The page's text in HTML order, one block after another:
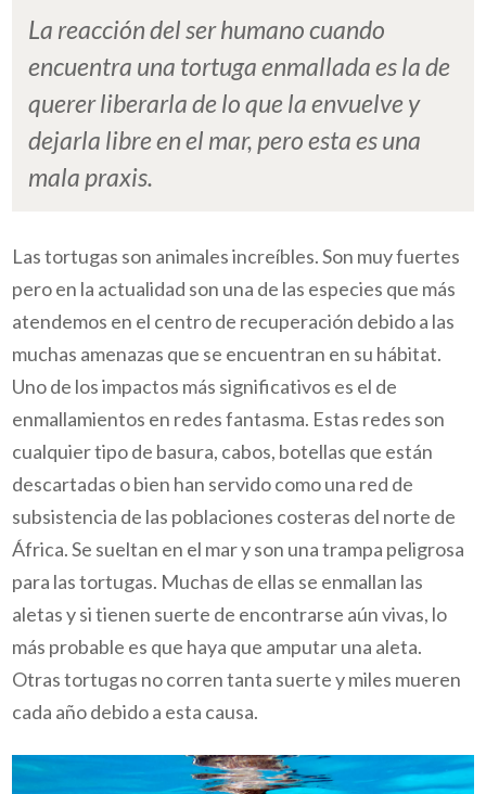
La reacción del ser humano cuando
encuentra una tortuga enmallada es la de
querer liberarla de lo que la envuelve y
dejarla libre en el mar, pero esta es una
mala praxis.
Las tortugas son animales increíbles. Son muy fuertes
pero en la actualidad son una de las especies que más
atendemos en el centro de recuperación debido a las
muchas amenazas que se encuentran en su hábitat.
Uno de los impactos más significativos es el de
enmallamientos en redes fantasma. Estas redes son
cualquier tipo de basura, cabos, botellas que están
descartadas o bien han servido como una red de
subsistencia de las poblaciones costeras del norte de
África. Se sueltan en el mar y son una trampa peligrosa
para las tortugas. Muchas de ellas se enmallan las
aletas y si tienen suerte de encontrarse aún vivas, lo
más probable es que haya que amputar una aleta.
Otras tortugas no corren tanta suerte y miles mueren
cada año debido a esta causa.